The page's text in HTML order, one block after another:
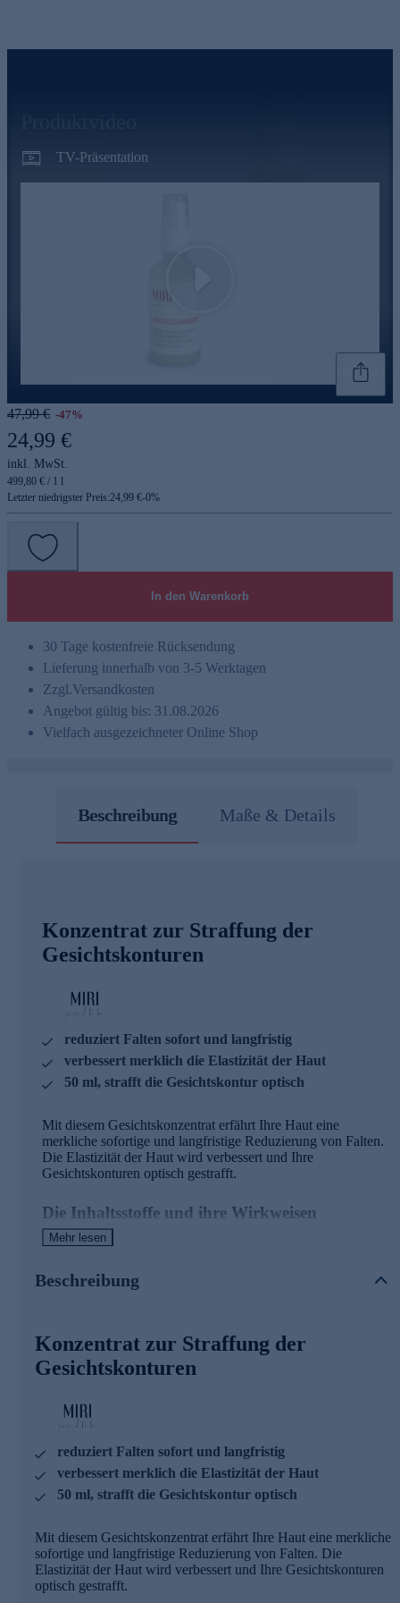
TV-Präsentation
47,99 € -47%
24,99 €
inkl. MwSt.
499,80 € / 1 l
Letzter niedrigster Preis:24,99 €-0%
In den Warenkorb
30 Tage kostenfreie Rücksendung
Lieferung innerhalb von 3-5 Werktagen
Zzgl.Versandkosten
Angebot gültig bis: 31.08.2026
Vielfach ausgezeichneter Online Shop
Beschreibung Maße & Details
Konzentrat zur Straffung der
Gesichtskonturen
reduziert Falten sofort und langfristig
verbessert merklich die Elastizität der Haut
50 ml, strafft die Gesichtskontur optisch
Mit diesem Gesichtskonzentrat erfährt Ihre Haut eine
merkliche sofortige und langfristige Reduzierung von Falten.
Die Elastizität der Haut wird verbessert und Ihre
Gesichtskonturen optisch gestrafft.
Die Inhaltsstoffe und ihre Wirkweisen
OVALISS TM
> kann die Gesichtskonturen verbessern
> kann einen Wiederaufbau des Stützgewebes der Haut
HUMACOLL21
> Das erste biodesignte vegane menschliches Kollagen für
Laminin und Fibronektin.
CROSSLINKED HYALURONSÄURE
> ist ein Polysaccharid und natürlicher Bestandteil u. a. der
Dermis
Stunden abgibt und auf diese Weise über einen langen
Zeitraum wirkt
> sorgt für einen optisch hautstraffenden und glättenden
Effekt
Mehr lesen
Beschreibung
Konzentrat zur Straffung der
Gesichtskonturen
reduziert Falten sofort und langfristig
verbessert merklich die Elastizität der Haut
50 ml, strafft die Gesichtskontur optisch
Mit diesem Gesichtskonzentrat erfährt Ihre Haut eine merkliche
sofortige und langfristige Reduzierung von Falten. Die
Elastizität der Haut wird verbessert und Ihre Gesichtskonturen
optisch gestrafft.